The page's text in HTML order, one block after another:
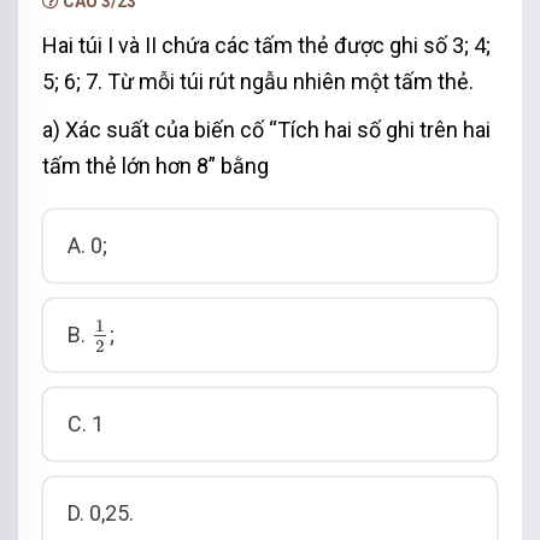
Hai túi I và II chứa các tấm thẻ được ghi số 3; 4;
5; 6; 7. Từ mỗi túi rút ngẫu nhiên một tấm thẻ.
a) Xác suất của biến cố “Tích hai số ghi trên hai
tấm thẻ lớn hơn 8” bằng
A. 0;
B. 1
2
1
;
C. 1
D. 0,25.